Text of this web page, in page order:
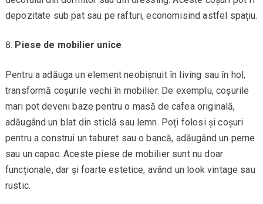
depozitate sub pat sau pe rafturi, economisind astfel spațiu.
Piese de mobilier unice
Pentru a adăuga un element neobișnuit în living sau în hol,
transformă coșurile vechi în mobilier. De exemplu, coșurile
mari pot deveni baze pentru o masă de cafea originală,
adăugând un blat din sticlă sau lemn. Poți folosi și coșuri
pentru a construi un taburet sau o bancă, adăugând un perne
sau un capac. Aceste piese de mobilier sunt nu doar
funcționale, dar și foarte estetice, având un look vintage sau
rustic.